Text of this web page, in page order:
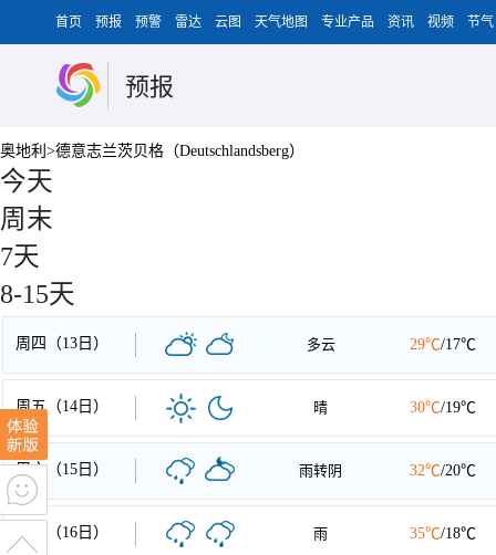
首页 预报 预警 雷达 云图 天气地图 专业产品 资讯 视频 节气
预报
奥地利>德意志兰茨贝格（Deutschlandsberg）
今天
周末
7天
8-15天
周四（13日） 多云 29℃/17℃
周五（14日） 晴 30℃/19℃
周六（15日） 雨转阴 32℃/20℃
周日（16日） 雨 35℃/18℃